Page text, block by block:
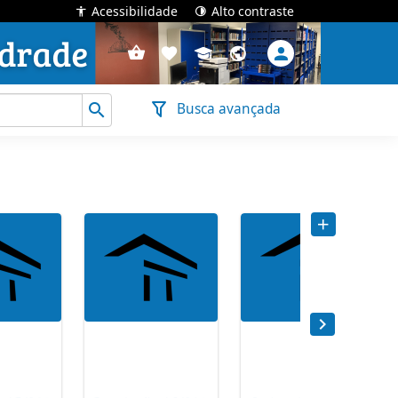
Acessibilidade Alto contraste
Busca avançada